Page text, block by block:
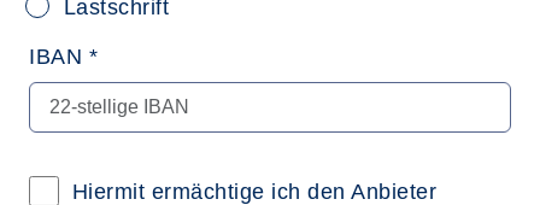
Lastschrift
IBAN *
Hiermit ermächtige ich den Anbieter